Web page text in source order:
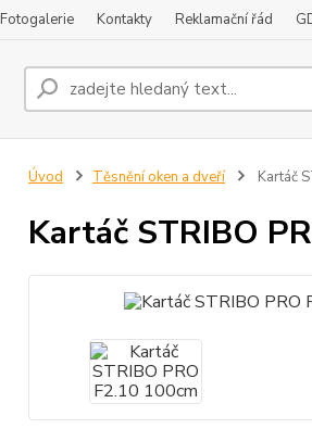
Fotogalerie Kontakty Reklamační řád
Úvod Těsnění oken a dveří Kartáč
Kartáč STRIBO